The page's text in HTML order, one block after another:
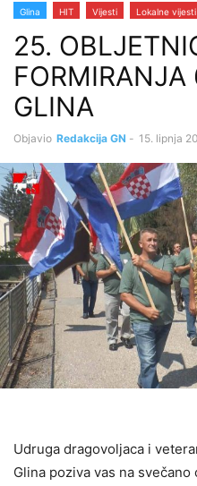
Glina HIT Vijesti Lokalne vijesti
25.
FORMIRANJA
GLINA
Objavio Redakcija GN - 15. lipnja
Udruga dragovoljaca i
Glina poziva vas na